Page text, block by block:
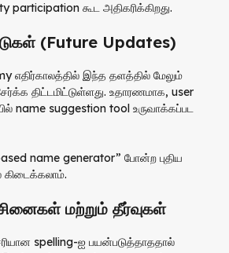
கூட அதிகரிக்கிறது.
(Future Updates)
எதிர்காலத்தில் இந்த தளத்தில் மேலும்
திட்டமிட்டுள்ளது. உதாரணமாக, user
name suggestion tool உருவாக்கப்பட
name generator” போன்ற புதிய
கிடைக்கலாம்.
மற்றும் தீர்வுகள்
spelling-ஐ பயன்படுத்தாததால்